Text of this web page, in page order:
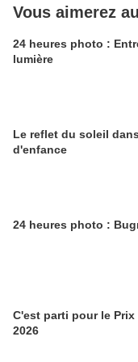
Vous aimerez
24 heures photo :
lumière
Le reflet du soleil
d'enfance
24 heures photo :
C'est parti pour le Prix
2026